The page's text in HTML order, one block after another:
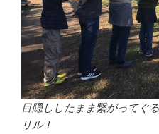
目隠ししたまま繋がってぐ
リル！